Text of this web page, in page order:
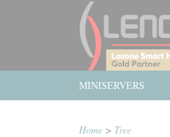
MINISERVERS
Home > Tree